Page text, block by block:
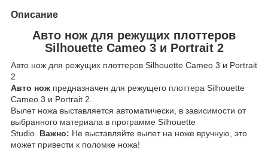
Описание
Авто нож для режущих плоттеров
Silhouette Cameo 3 и Portrait 2
Авто нож для режущих плоттеров Silhouette Cameo 3 и Portrait
2
Авто нож предназначен для режущего плоттера Silhouette
Cameo 3 и Portrait 2.
Вылет ножа выставляется автоматически, в зависимости от
выбранного материала в программе Silhouette
Studio. Важно: Не выставляйте вылет на ноже вручную, это
может привести к поломке ножа!